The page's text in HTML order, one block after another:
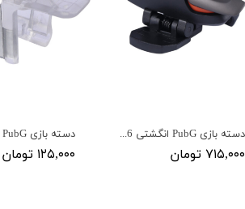
دسته بازی PubG انگشتی
۱۲۵,۰۰۰ تومان
دسته بازی PubG انگشتی GS6
۷۱۵,۰۰۰ تومان